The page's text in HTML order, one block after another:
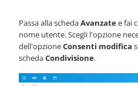
Passa alla schedaAvanzatee fai
nome utente. Scegli l'opzione
dell'opzioneConsenti modifica
schedaCondivisione.